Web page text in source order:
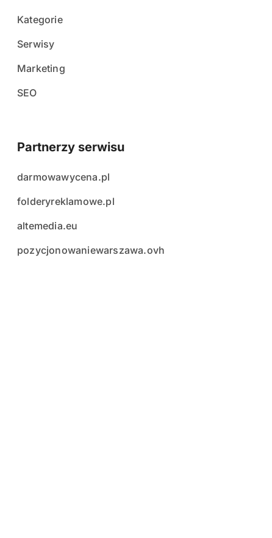
Kategorie
Serwisy
Marketing
SEO
Partnerzy serwisu
darmowawycena.pl
folderyreklamowe.pl
altemedia.eu
pozycjonowaniewarszawa.ovh